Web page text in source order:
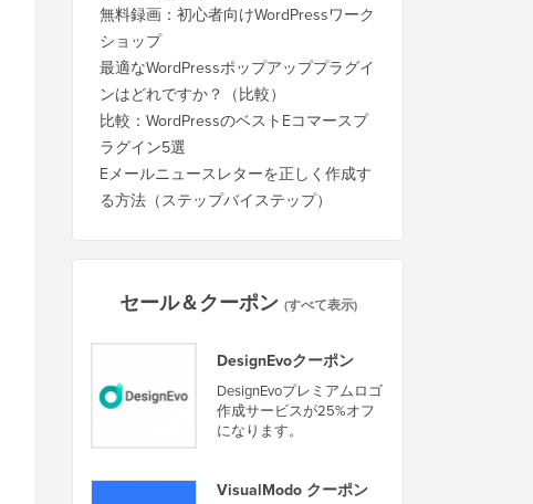
無料録画：初心者向けWordPressワーク
ショップ
最適なWordPressポップアッププラグイ
ンはどれですか？（比較）
比較：WordPressのベストEコマースプ
ラグイン5選
Eメールニュースレターを正しく作成す
る方法（ステップバイステップ）
セール＆クーポン (すべて表示)
DesignEvoクーポン
DesignEvoプレミアムロゴ
作成サービスが25%オフ
になります。
VisualModo クーポン